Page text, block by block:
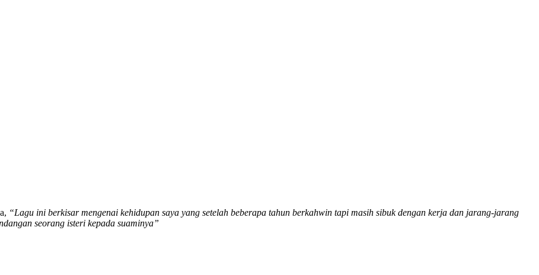
“Lagu ini berkisar mengenai kehidupan saya yang setelah beberapa tahun berkahwin tapi masih sibuk dengan kerja dan jarang-jarang
seorang isteri kepada suaminya”